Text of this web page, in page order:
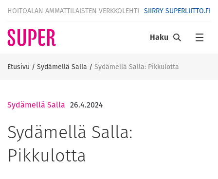
HOITOALAN AMMATTILAISTEN VERKKOLEHTI SIIRRY SUPERLIITTO.FI
Haku
Etusivu / Sydämellä Salla / Sydämellä Salla: Pikkulotta
Sydämellä Salla 26.4.2024
Sydämellä Salla:
Pikkulotta